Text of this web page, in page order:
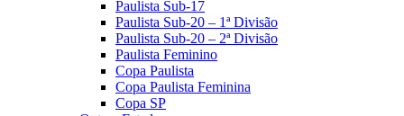
Paulista Sub-17
Paulista Sub-20 – 1ª Divisão
Paulista Sub-20 – 2ª Divisão
Paulista Feminino
Copa Paulista
Copa Paulista Feminina
Copa SP